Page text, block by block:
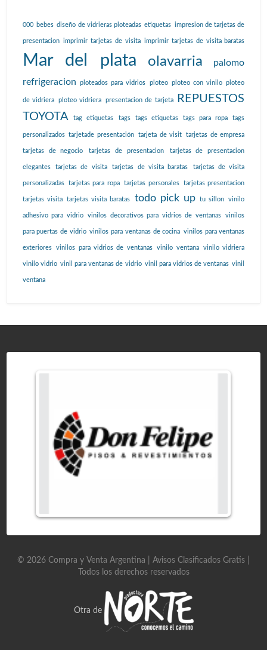
000 bebes diseño de vidrieras ploteadas etiquetas impresion de tarjetas de
presentacion imprimir tarjetas de visita imprimir tarjetas de visita baratas
Mar del plata olavarria
palomo
refrigeracion
ploteados para vidrios ploteo ploteo con vinilo ploteo
de vidriera ploteo vidriera presentacion de tarjeta
REPUESTOS
TOYOTA
tag etiquetas tags tags etiquetas tags para ropa tags
personalizados tarjetade presentación tarjeta de visit tarjetas de empresa
tarjetas de negocio tarjetas de presentacion tarjetas de presentacion
elegantes tarjetas de visita tarjetas de visita baratas tarjetas de visita
personalizadas tarjetas para ropa tarjetas personales tarjetas presentacion
tarjetas visita tarjetas visita baratas todo pick up tu sillon vinilo
adhesivo para vidrio vinilos decorativos para vidrios de ventanas vinilos
para puertas de vidrio vinilos para ventanas de cocina vinilos para ventanas
exteriores vinilos para vidrios de ventanas vinilo ventana vinilo vidriera
vinilo vidrio vinil para ventanas de vidrio vinil para vidrios de ventanas vinil
ventana
© 2026 Compra y Venta Argentina | Avisos Clasificados Gratis
Todos los derechos reservados
Otra de